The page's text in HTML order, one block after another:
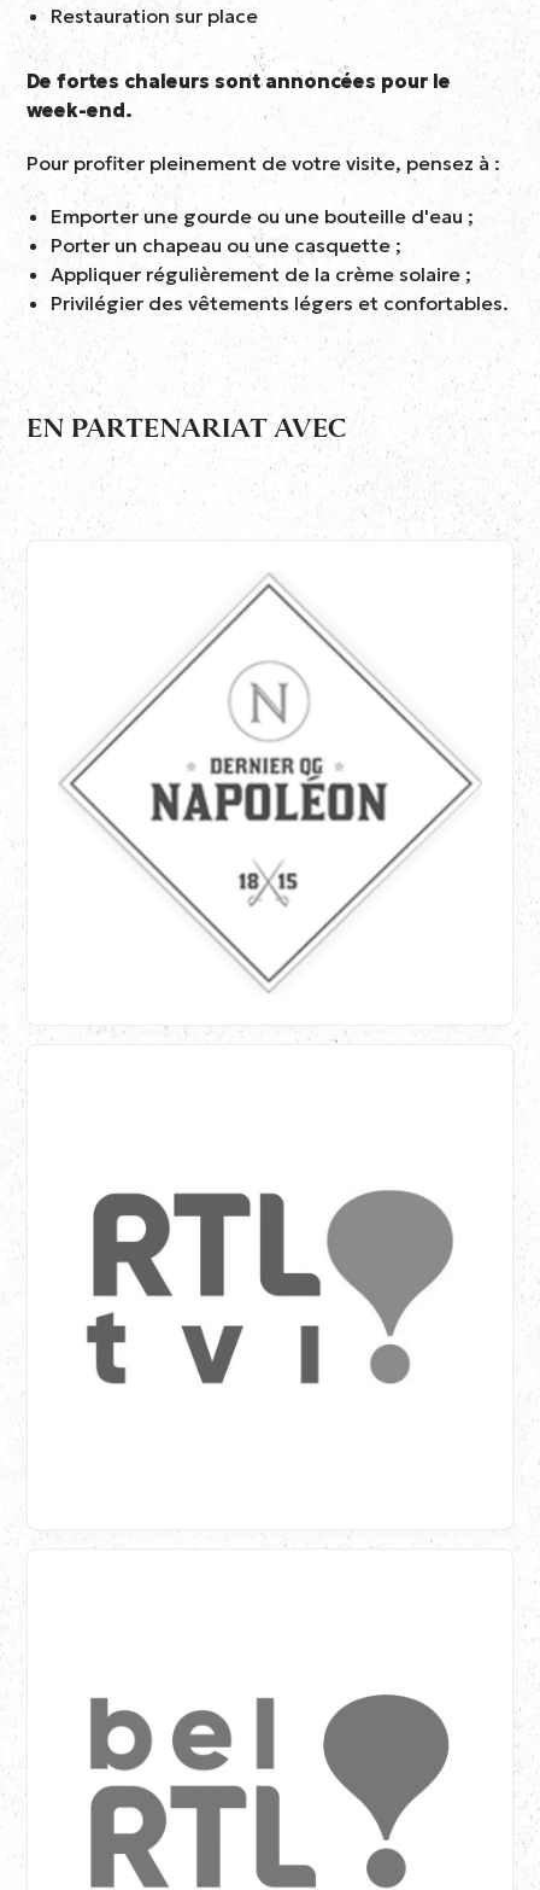
Restauration sur place
De fortes chaleurs sont annoncées pour le
week-end.
Pour profiter pleinement de votre visite, pensez à :
Emporter une gourde ou une bouteille d'eau ;
Porter un chapeau ou une casquette ;
Appliquer régulièrement de la crème solaire ;
Privilégier des vêtements légers et confortables.
EN PARTENARIAT AVEC